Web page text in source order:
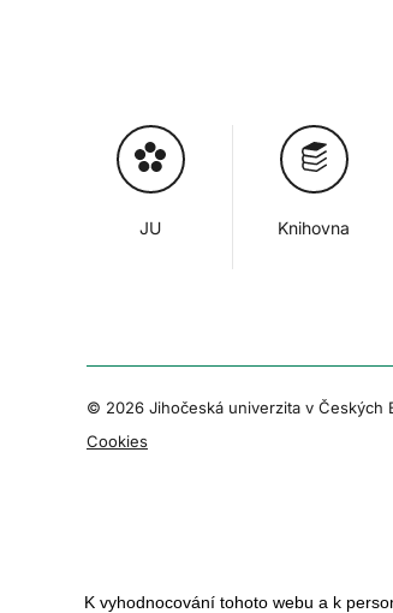
JU Knihovna
© 2026 Jihočeská univerzita v Českých
Cookies
K vyhodnocování tohoto webu a k